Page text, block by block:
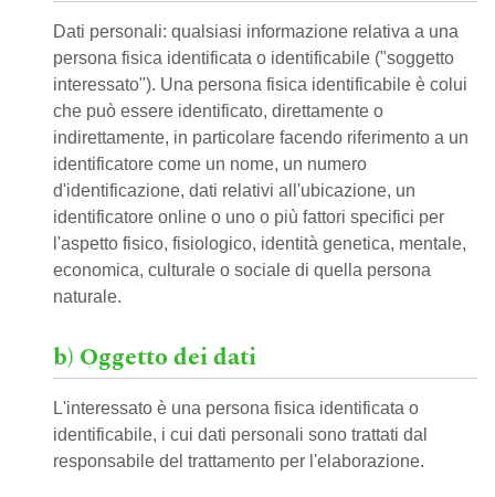
Dati personali: qualsiasi informazione relativa a una
persona fisica identificata o identificabile ("soggetto
interessato"). Una persona fisica identificabile è colui
che può essere identificato, direttamente o
indirettamente, in particolare facendo riferimento a un
identificatore come un nome, un numero
d'identificazione, dati relativi all'ubicazione, un
identificatore online o uno o più fattori specifici per
l'aspetto fisico, fisiologico, identità genetica, mentale,
economica, culturale o sociale di quella persona
naturale.
b) Oggetto dei dati
L'interessato è una persona fisica identificata o
identificabile, i cui dati personali sono trattati dal
responsabile del trattamento per l'elaborazione.